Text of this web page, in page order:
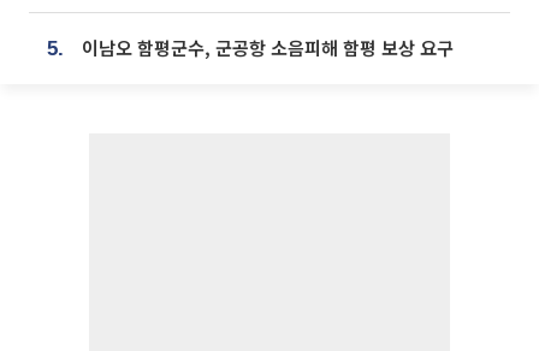
5. 이남오 함평군수, 군공항 소음피해 함평 보상 요구